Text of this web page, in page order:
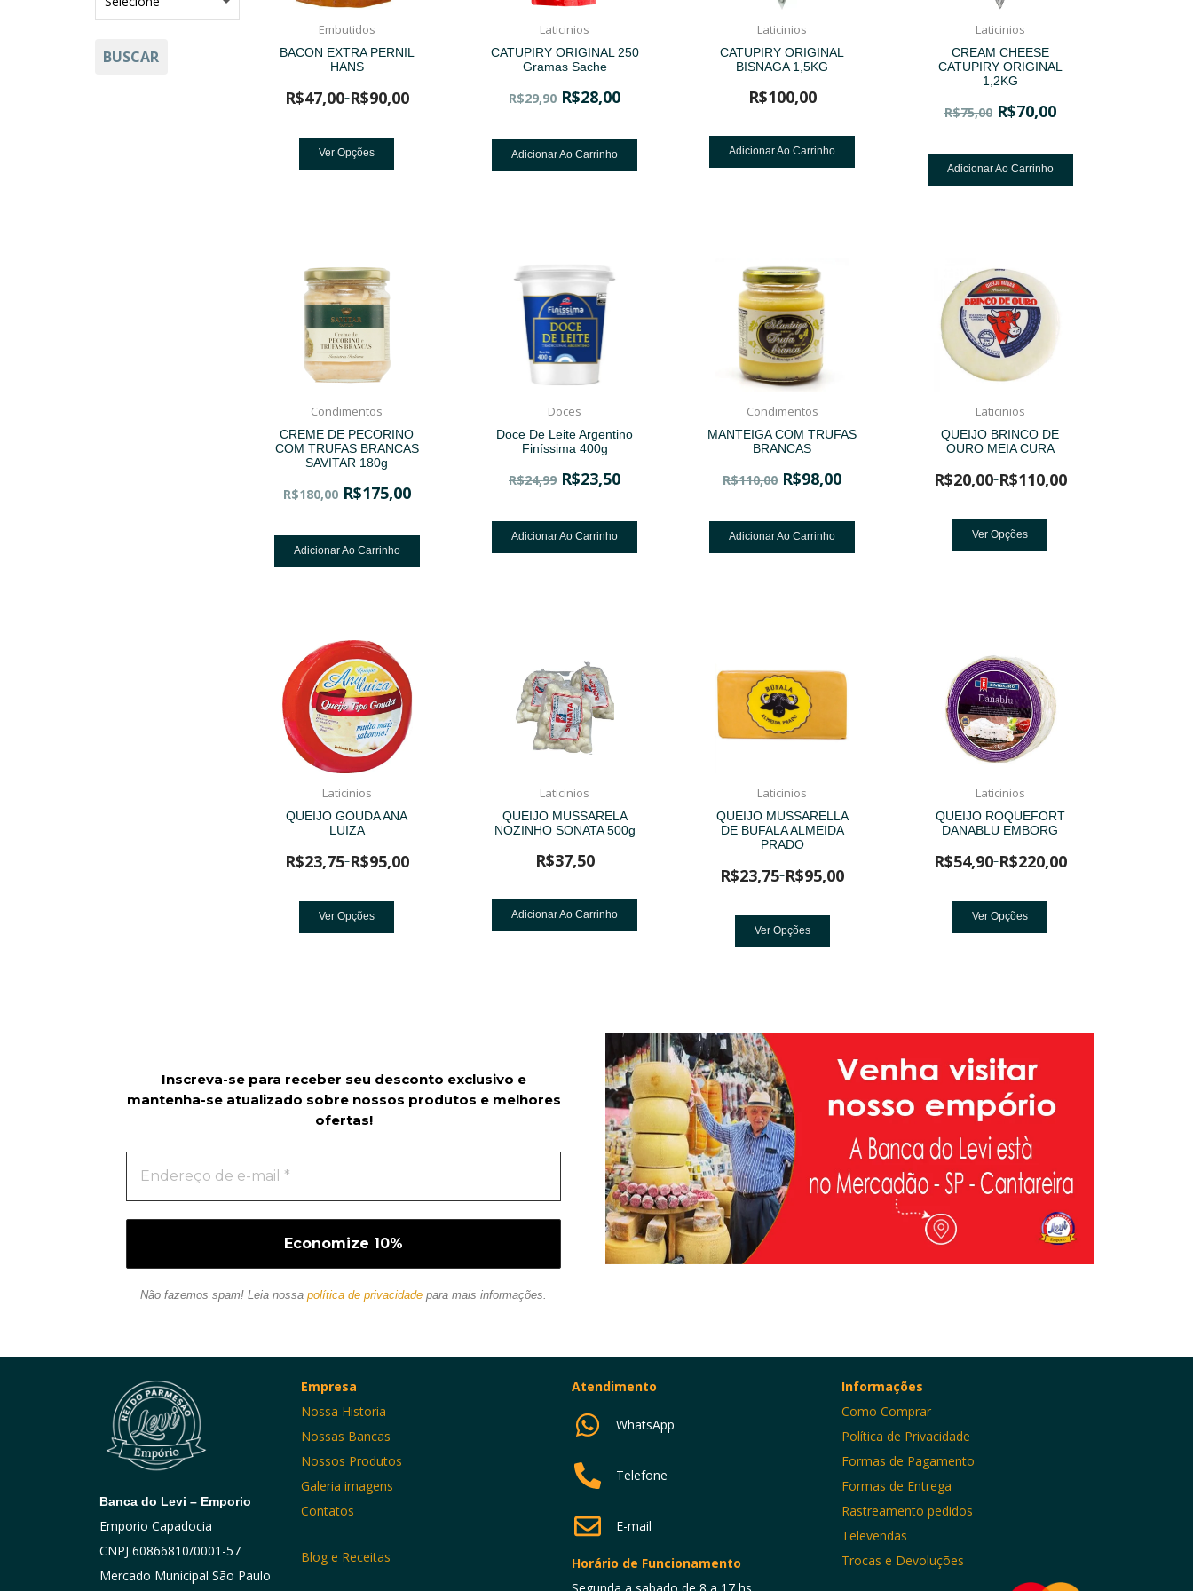
BUSCAR
Embutidos
BACON EXTRA PERNIL
HANS
R$47,00–R$90,00
Ver Opções
Laticinios
CATUPIRY ORIGINAL 250
Gramas Sache
R$29,90 R$28,00
Adicionar Ao Carrinho
Laticinios
CATUPIRY ORIGINAL
BISNAGA 1,5KG
R$100,00
Adicionar Ao Carrinho
Laticinios
CREAM CHEESE
CATUPIRY ORIGINAL
1,2KG
R$75,00 R$70,00
Adicionar Ao Carrinho
Condimentos
CREME DE PECORINO
COM TRUFAS BRANCAS
SAVITAR 180g
R$180,00 R$175,00
Adicionar Ao Carrinho
Doces
Doce De Leite Argentino
Finíssima 400g
R$24,99 R$23,50
Adicionar Ao Carrinho
Condimentos
MANTEIGA COM TRUFAS
BRANCAS
R$110,00 R$98,00
Adicionar Ao Carrinho
Laticinios
QUEIJO BRINCO DE
OURO MEIA CURA
R$20,00–R$110,00
Ver Opções
Laticinios
QUEIJO GOUDA ANA
LUIZA
R$23,75–R$95,00
Ver Opções
Laticinios
QUEIJO MUSSARELA
NOZINHO SONATA 500g
R$37,50
Adicionar Ao Carrinho
Laticinios
QUEIJO MUSSARELLA
DE BUFALA ALMEIDA
PRADO
R$23,75–R$95,00
Ver Opções
Laticinios
QUEIJO ROQUEFORT
DANABLU EMBORG
R$54,90–R$220,00
Ver Opções
Inscreva-se para receber seu desconto exclusivo e
mantenha-se atualizado sobre nossos produtos e melhores
ofertas!
Não fazemos spam! Leia nossa política de privacidade para mais informações.
Banca do Levi – Emporio
Emporio Capadocia
CNPJ 60866810/0001-57
Mercado Municipal São Paulo
Empresa
Nossa Historia
Nossas Bancas
Nossos Produtos
Galeria imagens
Contatos
Blog e Receitas
Atendimento
WhatsApp
Telefone
E-mail
Horário de Funcionamento
Informações
Como Comprar
Política de Privacidade
Formas de Pagamento
Formas de Entrega
Rastreamento pedidos
Televendas
Trocas e Devoluções